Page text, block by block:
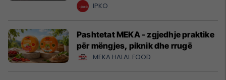
krijuesve
IPKO
Pashtetat MEKA - zgjedhje praktike
për mëngjes, piknik dhe rrugë
MEKA HALAL FOOD